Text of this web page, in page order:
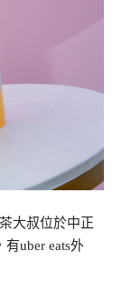
大叔位於中正
uber eats外